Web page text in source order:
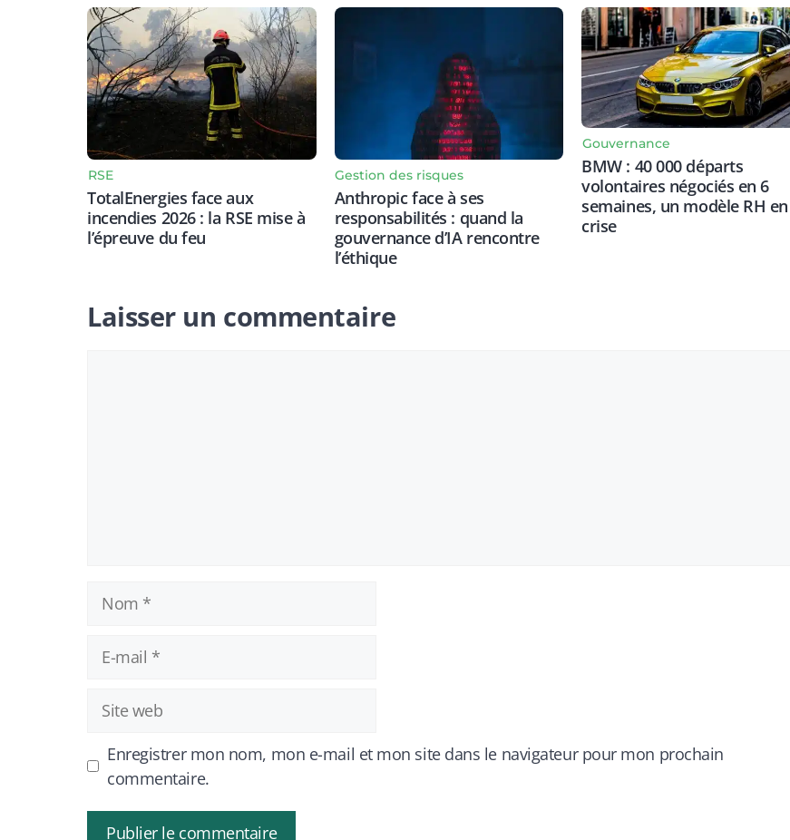
RSE
TotalEnergies face aux
incendies 2026 : la RSE mise à
l’épreuve du feu
Gestion des risques
Anthropic face à ses
responsabilités : quand la
gouvernance d’IA rencontre
l’éthique
Gouvernance
BMW : 40 000 départs
volontaires négociés en 6
semaines, un modèle RH en
crise
Laisser un commentaire
Nom
mail
Site
web
Enregistrer mon nom, mon e-mail et mon site dans le navigateur pour mon prochain
commentaire.